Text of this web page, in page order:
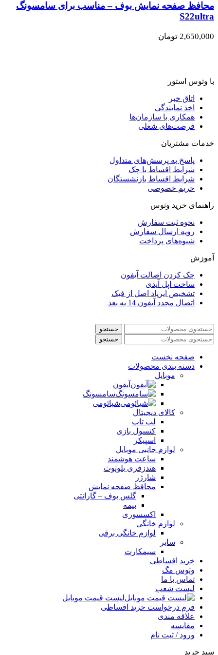
محافظ صفحه نمایش بوف – مناسب برای سامسونگ
S22ultra
2,650,000 تومان
با وتوس استور
اتاق خبر
اخذ نمایندگی
همکاری با سازمان‌ها
فرصت‌های شغلی
خدمات مشتریان
پاسخ به پرسش‌های متداول
شرایط اقساط با چک
شرایط اقساط بازنشستگان
حریم خصوصی
راهنمای خرید وتوس
نحوه ثبت سفارش
رویه ارسال سفارش
شیوه‌های پرداخت
آموزش
چک کردن اصالت آیفون
ساخت اپل آیدی
تشخیص ایرپاد اصل از فیک
اتصال مجدد آیفون 14 به بعد
جستجو
جستجو
صفحه نخست
دسته بندی محصولات
موبایل
آیفون
سامسونگ
شیائومی
کالای دیجیتال
لپ تاپ
کنسول بازی
اسپیکر
لوازم جانبی موبایل
ساعت هوشمند
هندزفری بلوتوث
شارژر
محافظ صفحه نمایش
گلس بوف – گارانتی
بیمه
اکسسوری
لوازم خانگی
لوازم خانگی برقی
سایر
سیمکارت
خرید اقساطی
وتوس مگ
تماس با ما
لیست شعب
لیست قیمت موبایل
فرم درخواست خرید اقساطی
علاقه مندی
مقایسه
ورود / ثبت نام
سبد خرید